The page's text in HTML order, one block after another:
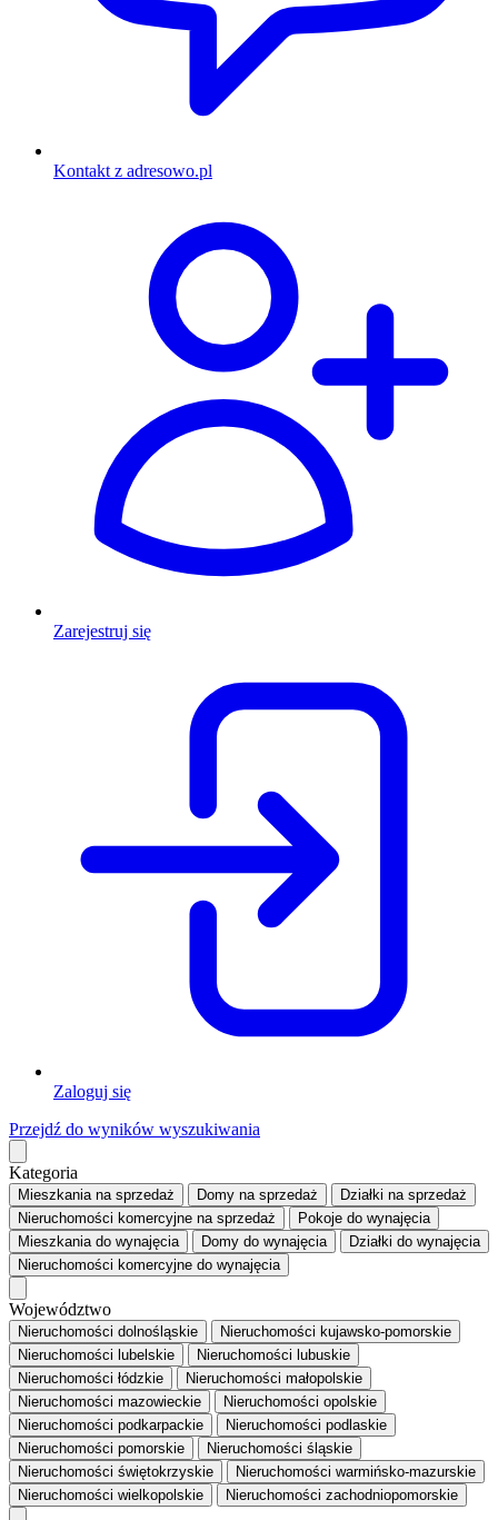
Kontakt z adresowo.pl
Zarejestruj się
Zaloguj się
Przejdź do wyników wyszukiwania
Kategoria
Mieszkaniana sprzedaż Domy na sprzedaż Działki na sprzedaż
Nieruchomości komercyjne na sprzedaż Pokoje do wynajęcia
Mieszkaniado wynajęcia Domy do wynajęcia Działki do wynajęcia
Nieruchomości komercyjne do wynajęcia
Województwo
Nieruchomości dolnośląskie
Nieruchomości kujawsko-pomorskie
Nieruchomości lubelskie
Nieruchomości lubuskie
Nieruchomości łódzkie
Nieruchomości małopolskie
Nieruchomości mazowieckie
Nieruchomości opolskie
Nieruchomości podkarpackie
Nieruchomości podlaskie
Nieruchomości pomorskie
Nieruchomości śląskie
Nieruchomości świętokrzyskie
Nieruchomości warmińsko-mazurskie
Nieruchomości wielkopolskie
Nieruchomości zachodniopomorskie